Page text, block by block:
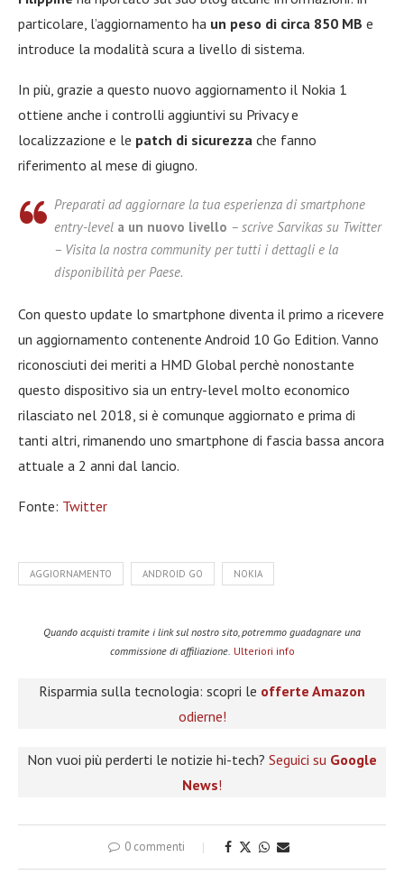
particolare, l’aggiornamento ha un peso di circa 850 MB e
introduce la modalità scura a livello di sistema.
In più, grazie a questo nuovo aggiornamento il Nokia 1
ottiene anche i controlli aggiuntivi su Privacy e
localizzazione e le patch di sicurezza che fanno
riferimento al mese di giugno.
Preparati ad aggiornare la tua esperienza di smartphone
entry-level a un nuovo livello – scrive Sarvikas su Twitter
– Visita la nostra community per tutti i dettagli e la
disponibilità per Paese.
Con questo update lo smartphone diventa il primo a ricevere
un aggiornamento contenente Android 10 Go Edition. Vanno
riconosciuti dei meriti a HMD Global perchè nonostante
questo dispositivo sia un entry-level molto economico
rilasciato nel 2018, si è comunque aggiornato e prima di
tanti altri, rimanendo uno smartphone di fascia bassa ancora
attuale a 2 anni dal lancio.
Fonte: Twitter
AGGIORNAMENTO ANDROID GO NOKIA
Quando acquisti tramite i link sul nostro sito, potremmo guadagnare una
commissione di affiliazione. Ulteriori info
Risparmia sulla tecnologia: scopri le offerte Amazon
odierne!
Non vuoi più perderti le notizie hi-tech? Seguici su Google
News!
0 commenti